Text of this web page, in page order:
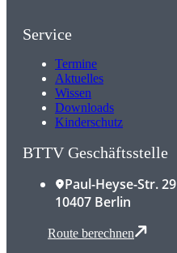
Service
Termine
Aktuelles
Wissen
Downloads
Kinderschutz
BTTV Geschäftsstelle
Paul-Heyse-Str. 29
10407 Berlin
Route berechnen